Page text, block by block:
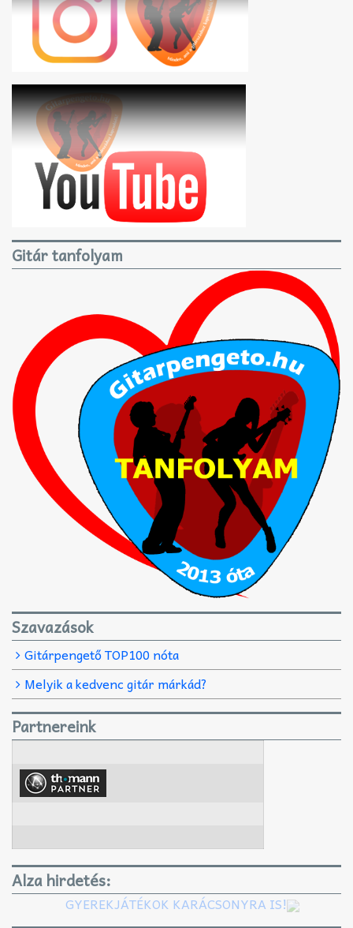
Gitár tanfolyam
Szavazások
Gitárpengető TOP100 nóta
Melyik a kedvenc gitár márkád?
Partnereink
Alza hirdetés:
GYEREKJÁTÉKOK KARÁCSONYRA IS!